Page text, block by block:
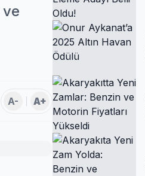
ve
A- A+